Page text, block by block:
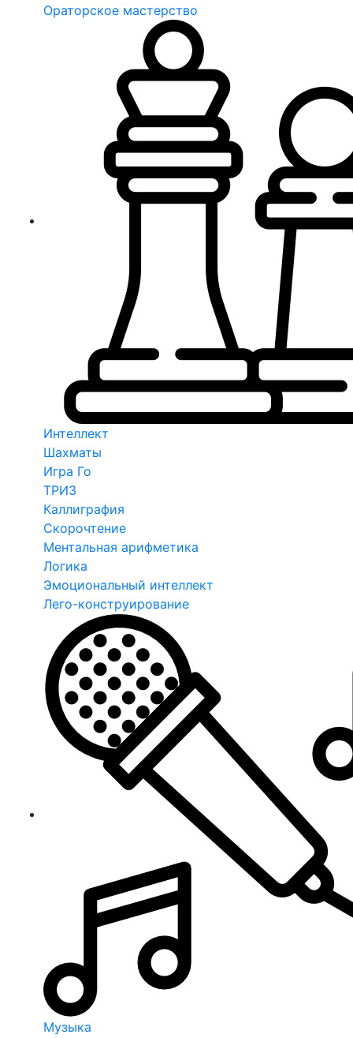
Ораторское мастерство
Интеллект
Шахматы
Игра Го
ТРИЗ
Каллиграфия
Скорочтение
Ментальная арифметика
Логика
Эмоциональный интеллект
Лего-конструирование
Музыка